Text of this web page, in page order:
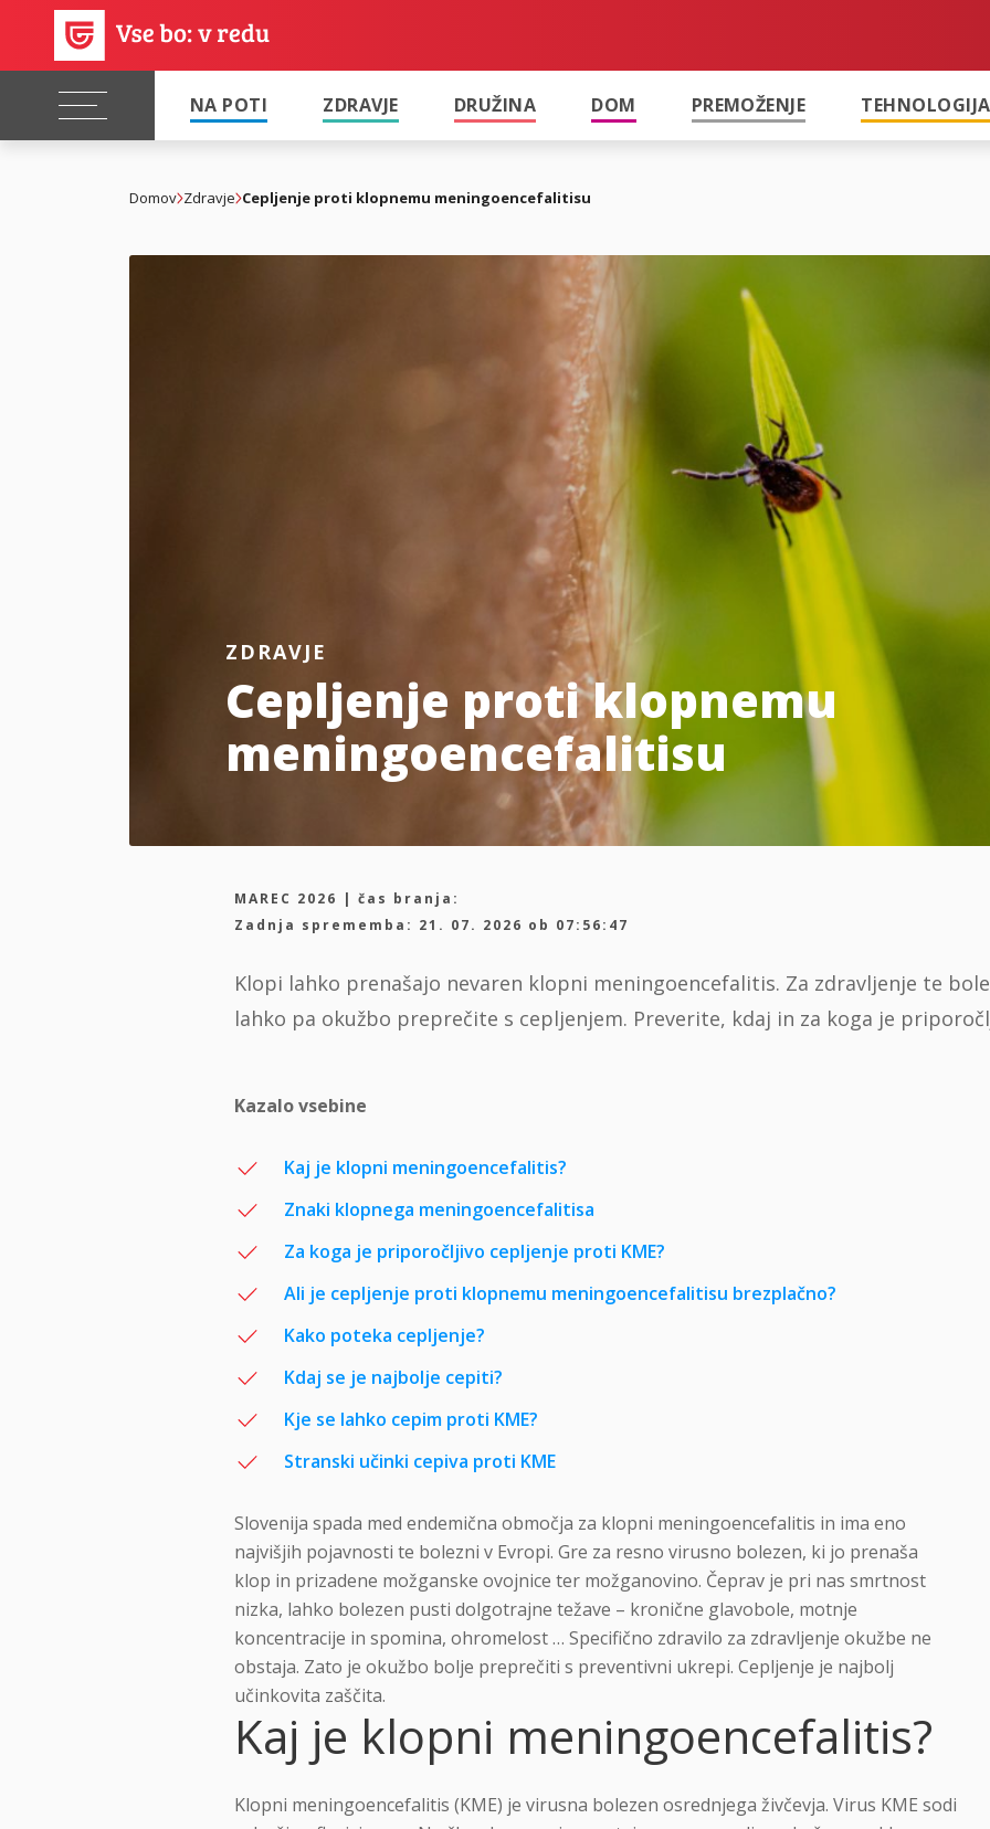
NA POTI ZDRAVJE DRUŽINA DOM PREMOŽENJE TEHNOLOGIJA
Domov Zdravje Cepljenje proti klopnemu meningoencefalitisu
ZDRAVJE
Cepljenje proti klopnemu
meningoencefalitisu
MAREC 2026 | čas branja:
Zadnja sprememba: 21. 07. 2026 ob 07:56:47
Klopi lahko prenašajo nevaren klopni meningoencefalitis. Za zdravljenje te
lahko pa okužbo preprečite s cepljenjem. Preverite, kdaj in za koga je
Kazalo vsebine
Kaj je klopni meningoencefalitis?
Znaki klopnega meningoencefalitisa
Za koga je priporočljivo cepljenje proti KME?
Ali je cepljenje proti klopnemu meningoencefalitisu brezplačno?
Kako poteka cepljenje?
Kdaj se je najbolje cepiti?
Kje se lahko cepim proti KME?
Stranski učinki cepiva proti KME
Slovenija spada med endemična območja za klopni meningoencefalitis in ima eno
najvišjih pojavnosti te bolezni v Evropi. Gre za resno virusno bolezen, ki jo prenaša
klop in prizadene možganske ovojnice ter možganovino. Čeprav je pri nas smrtnost
nizka, lahko bolezen pusti dolgotrajne težave – kronične glavobole, motnje
koncentracije in spomina, ohromelost … Specifično zdravilo za zdravljenje okužbe ne
obstaja. Zato je okužbo bolje preprečiti s preventivni ukrepi. Cepljenje je najbolj
učinkovita zaščita.
Kaj je klopni meningoencefalitis?
Klopni meningoencefalitis (KME) je virusna bolezen osrednjega živčevja. Virus KME sodi